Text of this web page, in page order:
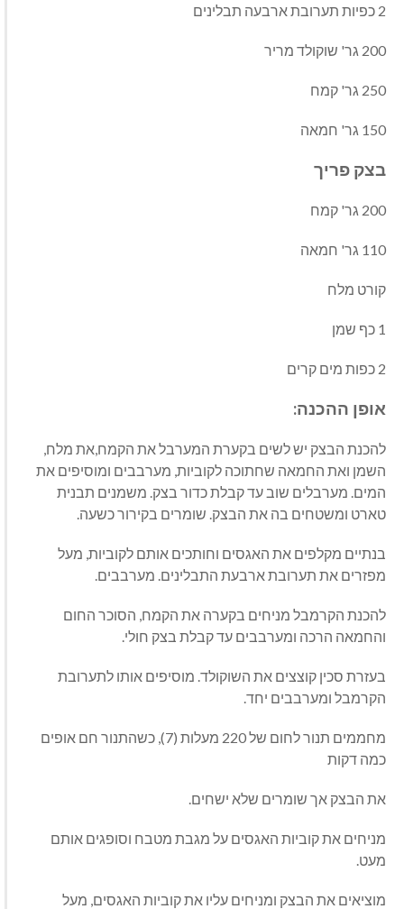
2 כפיות תערובת ארבעה תבלינים
200 גר' שוקולד מריר
250 גר' קמח
150 גר' חמאה
בצק פריך
200 גר' קמח
110 גר' חמאה
קורט מלח
1 כף שמן
2 כפות מים קרים
אופן ההכנה:
להכנת הבצק יש לשים בקערת המערבל את הקמח,את מלח,
השמן ואת החמאה שחתוכה לקוביות, מערבבים ומוסיפים את
המים. מערבלים שוב עד קבלת כדור בצק. משמנים תבנית
טארט ומשטחים בה את הבצק. שומרים בקירור כשעה.
בנתיים מקלפים את האגסים וחותכים אותם לקוביות, מעל
מפזרים את תערובת ארבעת התבלינים. מערבבים.
להכנת הקרמבל מניחים בקערה את הקמח, הסוכר החום
והחמאה הרכה ומערבבים עד קבלת בצק חולי.
בעזרת סכין קוצצים את השוקולד. מוסיפים אותו לתערובת
הקרמבל ומערבבים יחד.
מחממים תנור לחום של מעלות (7),
כשהתנור חם אופים
כמה דקות
את הבצק אך שומרים שלא ישחים.
מניחים את קוביות האגסים על מגבת מטבח וסופגים אותם
מעט.
מוציאים את הבצק ומניחים עליו את קוביות האגסים, מעל